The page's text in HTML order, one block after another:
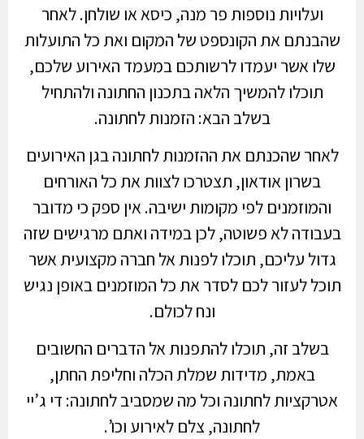
ועלויות נוספות פר מנה, כיסא או שולחן. לאחר
שהבנתם את הקונספט של המקום ואת כל התועלות
שלו אשר יעמדו לרשותכם במעמד האירוע שלכם,
תוכלו להמשיך הלאה בתכנון החתונה ולהתחיל
בשלב הבא: הזמנות לחתונה.
לאחר שהכנתם את ההזמנות לחתונה בגן האירועים
בשרון אודאון, תצטרכו לצוות את כל האורחים
והמוזמנים לפי מקומות ישיבה. אין ספק כי מדובר
בעבודה לא פשוטה, לכן במידה ואתם מרגישים שזה
גדול עליכם, תוכלו לפנות אל חברה מקצועית אשר
תוכל לעזור לכם לסדר את כל המוזמנים באופן נגיש
ונח לכולם.
בשלב זה, תוכלו להתפנות אל הדברים החשובים
באמת, מדידות שמלת הכלה וחליפת החתן,
אטרקציות לחתונה וכל מה שמסביב לחתונה: די ג’יי
לחתונה, צלם לאירוע וכו’.